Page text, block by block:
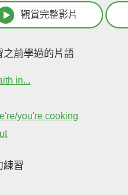
觀賞完整影片
之前學過的片語
in...
you're cooking
練習